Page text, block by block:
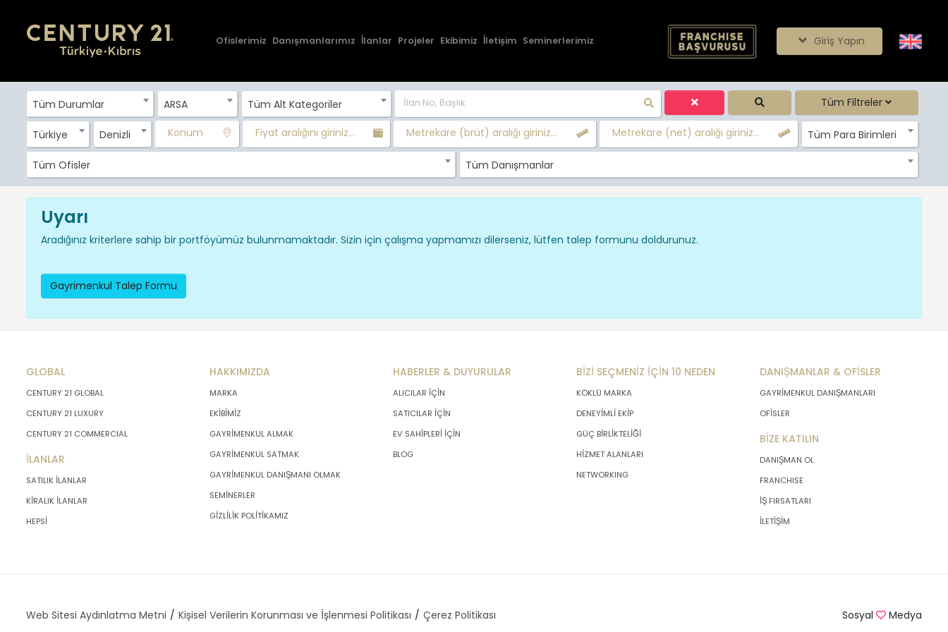
Ofislerimiz Danışmanlarımız İlanlar Projeler Ekibimiz İletişim Seminerlerimiz Giriş Yapın
Tüm Durumlar ARSA Tüm Alt Kategoriler Tüm Filtreler
Türkiye Denizli Konum Fiyat aralığını giriniz... Metrekare (brüt) aralığı giriniz... Metrekare (net) aralığı giriniz... Tüm Para Birimleri
Tüm Ofisler Tüm Danışmanlar
Uyarı
Aradığınız kriterlere sahip bir portföyümüz bulunmamaktadır. Sizin için çalışma yapmamızı dilerseniz, lütfen talep formunu doldurunuz.
Gayrimenkul Talep Formu
GLOBAL
CENTURY 21 GLOBAL
CENTURY 21 LUXURY
CENTURY 21 COMMERCIAL
İLANLAR
SATILIK İLANLAR
KİRALIK İLANLAR
HEPSİ
HAKKIMIZDA
MARKA
EKİBİMİZ
GAYRİMENKUL ALMAK
GAYRİMENKUL SATMAK
GAYRİMENKUL DANIŞMANI OLMAK
SEMİNERLER
GİZLİLİK POLİTİKAMIZ
HABERLER & DUYURULAR
ALICILAR İÇİN
SATICILAR İÇİN
EV SAHİPLERİ İÇİN
BLOG
BİZİ SEÇMENİZ İÇİN 10 NEDEN
KÖKLÜ MARKA
DENEYİMLİ EKİP
GÜÇ BİRLİKTELİĞİ
HİZMET ALANLARI
NETWORKING
DANIŞMANLAR & OFİSLER
GAYRİMENKUL DANIŞMANLARI
OFİSLER
BİZE KATILIN
DANIŞMAN OL
FRANCHISE
İŞ FIRSATLARI
İLETİŞİM
Web Sitesi Aydınlatma Metni Kişisel Verilerin Korunması ve İşlenmesi Politikası Çerez Politikası Sosyal Medya